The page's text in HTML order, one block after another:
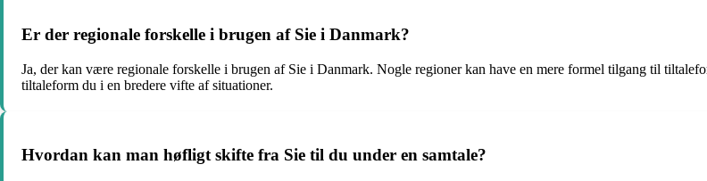
Er der regionale forskelle i brugen af Sie i Danmark?
Ja, der kan være regionale forskelle i brugen af Sie i Danmark. Nogle regioner kan have en mere formel tilgang til
tiltaleform du i en bredere vifte af situationer.
Hvordan kan man høfligt skifte fra Sie til du under en samtale?